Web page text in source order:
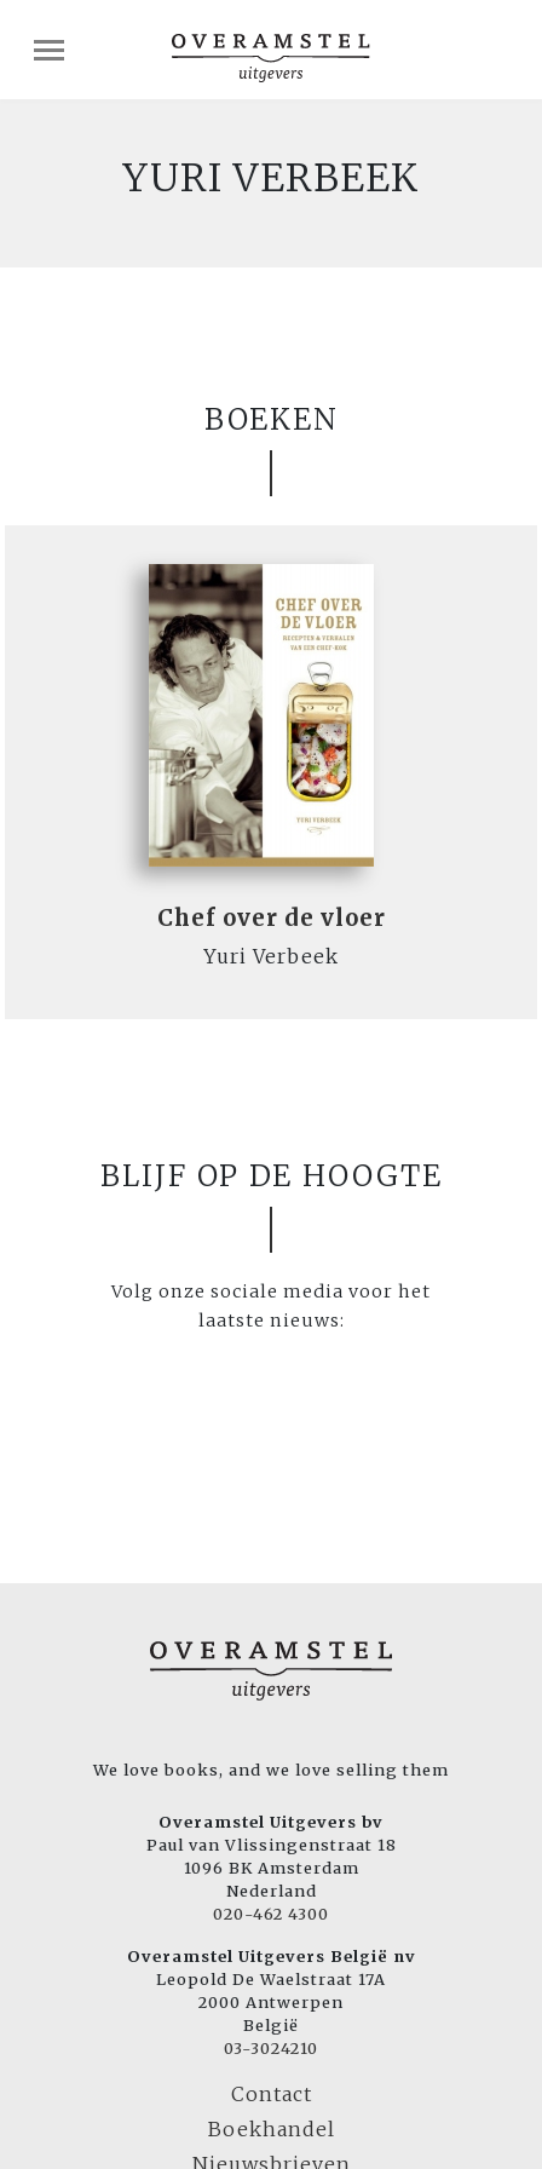
YURI VERBEEK
BOEKEN
Chef over de vloer
Yuri Verbeek
BLIJF OP DE HOOGTE
Volg onze sociale media voor het
laatste nieuws:
We love books, and we love selling them
Overamstel Uitgevers bv
Paul van Vlissingenstraat 18
1096 BK Amsterdam
Nederland
020-462 4300
Overamstel Uitgevers België nv
Leopold De Waelstraat 17A
2000 Antwerpen
België
03-3024210
Contact
Boekhandel
Nieuwsbrieven